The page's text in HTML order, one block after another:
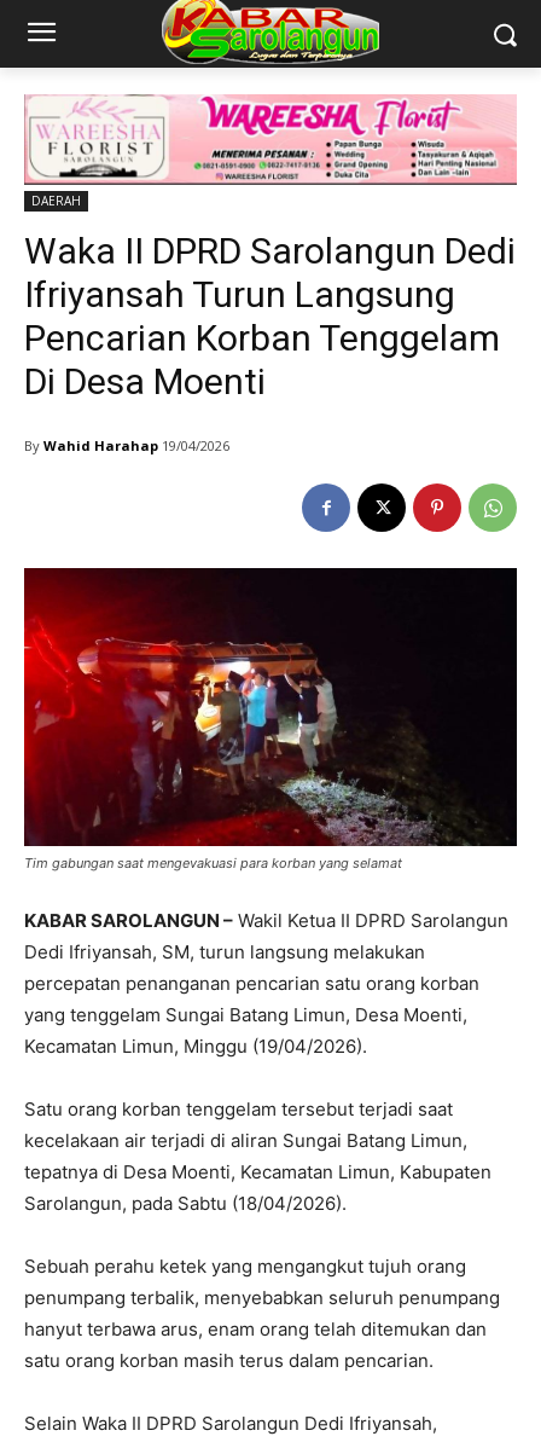
DAERAH
Waka II DPRD Sarolangun Dedi
Ifriyansah Turun Langsung
Pencarian Korban Tenggelam
Di Desa Moenti
By Wahid Harahap 19/04/2026
Tim gabungan saat mengevakuasi para korban yang selamat
KABAR SAROLANGUN – Wakil Ketua II DPRD Sarolangun
Dedi Ifriyansah, SM, turun langsung melakukan
percepatan penanganan pencarian satu orang korban
yang tenggelam Sungai Batang Limun, Desa Moenti,
Kecamatan Limun, Minggu (19/04/2026).
Satu orang korban tenggelam tersebut terjadi saat
kecelakaan air terjadi di aliran Sungai Batang Limun,
tepatnya di Desa Moenti, Kecamatan Limun, Kabupaten
Sarolangun, pada Sabtu (18/04/2026).
Sebuah perahu ketek yang mengangkut tujuh orang
penumpang terbalik, menyebabkan seluruh penumpang
hanyut terbawa arus, enam orang telah ditemukan dan
satu orang korban masih terus dalam pencarian.
Selain Waka II DPRD Sarolangun Dedi Ifriyansah,